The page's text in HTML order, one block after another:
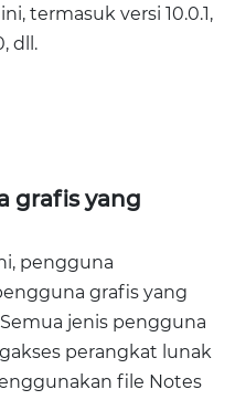
termasuk versi 10.0.1,
dll.
grafis yang
pengguna
grafis yang
jenis pengguna
perangkat lunak
file Notes